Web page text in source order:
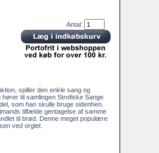
Antal:
spiller den enkle sang og
til samlingen Strofiske Sange
som han skulle bruge sidenhen.
tilfælde gentagelse af samme
til brød. Denne meget populære
ved orglet.